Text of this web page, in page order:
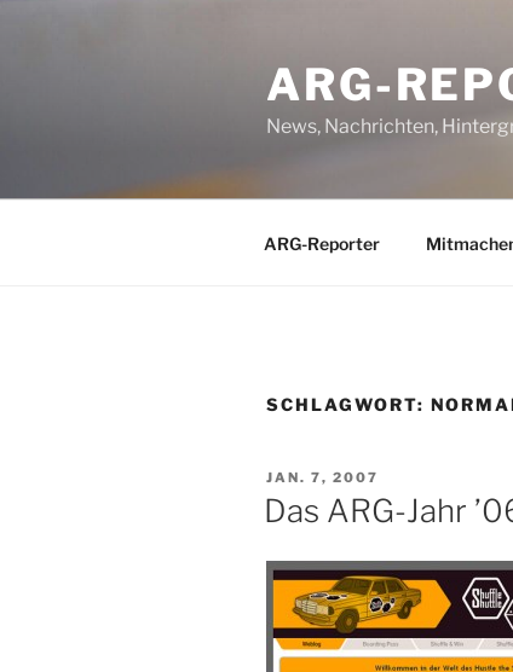
ARG-
News, Nachrichten,
ARG-Reporter
SCHLAGWORT:
VERÖFFENTLICHT
AM
JAN. 7, 2007
Das ARG-Jahr